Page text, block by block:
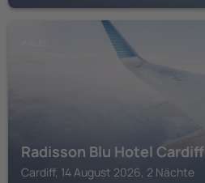
Radisson Blu Hotel Cardiff
Cardiff, 14 August 2026, 2 Nächte